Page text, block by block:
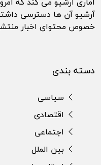
آرشیو آن ها دسترسی
خصوص محتوای اخبار
دسته بندی
سیاسی
اقتصادی
اجتماعی
بین الملل